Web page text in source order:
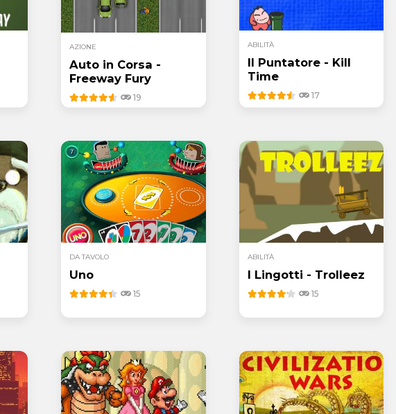
AZIONE
Auto in Corsa -
Freeway Fury
19
ABILITÀ
Il Puntatore - Kill
Time
17
DA TAVOLO
Uno
15
ABILITÀ
I Lingotti - Trolleez
15